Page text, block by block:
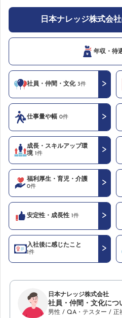
日本ナレッジ株式会
年収・待
社員・仲間・文化 3件
仕事量や幅 0件
成長・スキルアップ環
境 1件
福利厚生・育児・介護
0件
安定性・成長性 1件
入社後に感じたこと
1件
日本ナレッジ株式会社
社員・仲間・文化につ
男性 / QA・テスター / 正